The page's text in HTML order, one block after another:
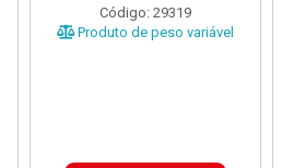
Código: 29319
Produto de peso variável